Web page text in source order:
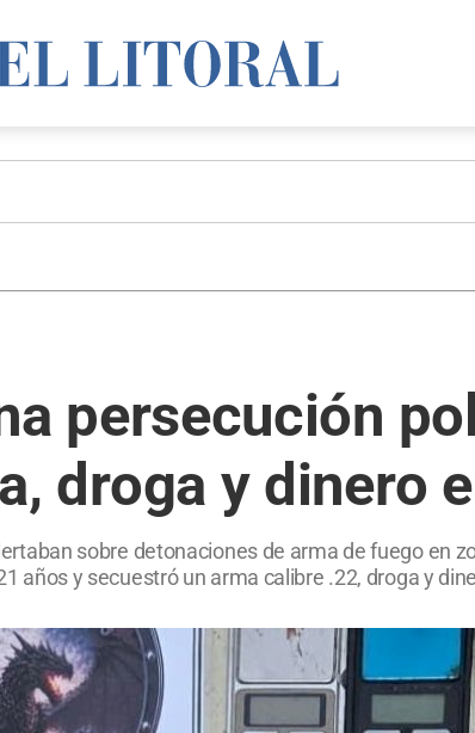
persecución
droga y dinero
sobre detonaciones de arma de fuego en
años y secuestró un arma calibre .22, droga y